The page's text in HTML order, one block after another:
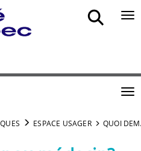
ESPACE USAGER QUOI